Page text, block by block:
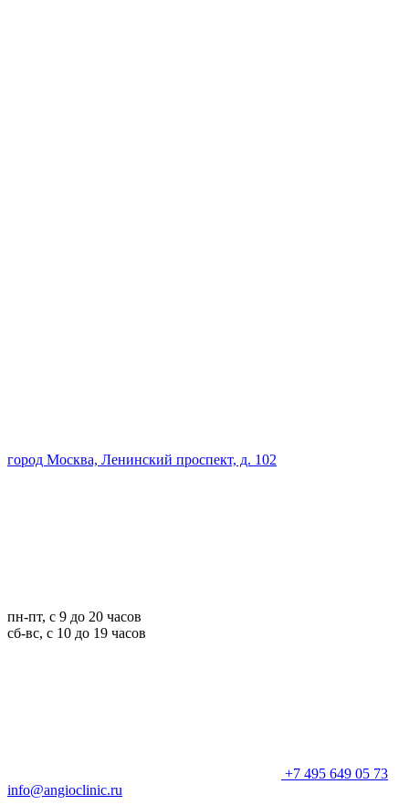
город Москва, Ленинский проспект, д. 102
пн-пт, с 9 до 20 часов
сб-вс, с 10 до 19 часов
+7 495 649 05 73
info@angioclinic.ru